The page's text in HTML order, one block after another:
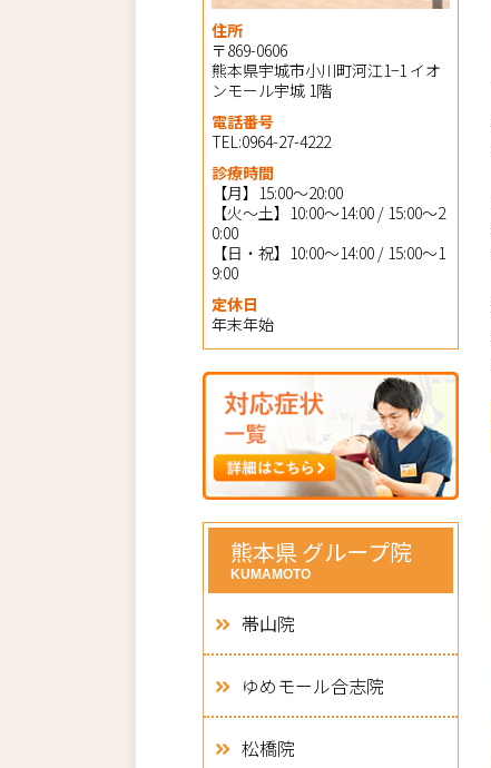
住所
〒869-0606
熊本県宇城市小川町河江1−1 イオ
ンモール宇城 1階
電話番号
TEL:0964-27-4222
診療時間
【月】15:00～20:00
【火～土】10:00～14:00 / 15:00～2
0:00
【日・祝】10:00～14:00 / 15:00～1
9:00
定休日
年末年始
熊本県 グループ院
KUMAMOTO
帯山院
ゆめモール合志院
松橋院